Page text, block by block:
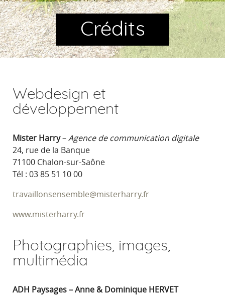
Crédits
Webdesign et
développement
Mister Harry–Agence de communication digitale
24, rue de la Banque
71100 Chalon-sur-Saône
Tél : 03 85 51 10 00
travaillonsensemble@misterharry.fr
www.misterharry.fr
Photographies, images,
multimédia
ADH Paysages – Anne & Dominique HERVET